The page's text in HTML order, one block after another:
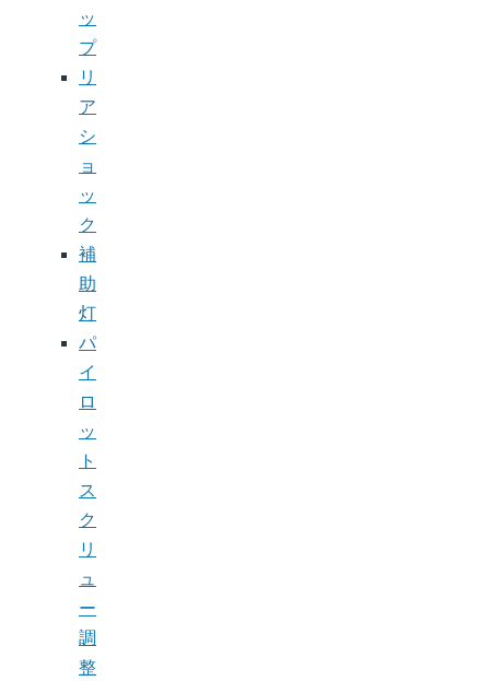
ッ
プ
リ
ア
シ
ョ
ッ
ク
補
助
灯
パ
イ
ロ
ッ
ト
ス
ク
リ
ュ
ー
調
整